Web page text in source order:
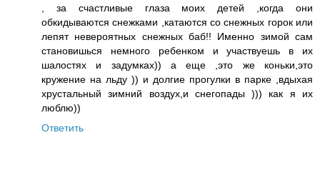
, за счастливые глаза моих детей ,когда они
обкидываются снежками ,катаются со снежных горок или
лепят невероятных снежных баб!! Именно зимой сам
становишься немного ребенком и участвуешь в их
шалостях и задумках)) а еще ,это же коньки,это
кружение на льду )) и долгие прогулки в парке ,вдыхая
хрустальный зимний воздух,и снегопады ))) как я их
люблю))
Ответить